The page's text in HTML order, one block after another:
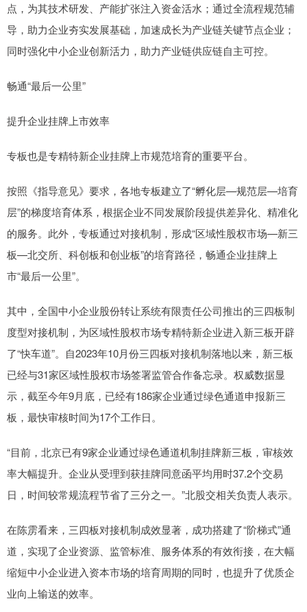
点，为其技术研发、产能扩张注入资金活水；通过全流程规范辅
导，助力企业夯实发展基础，加速成长为产业链关键节点企业；
同时强化中小企业创新活力，助力产业链供应链自主可控。
畅通“最后一公里”
提升企业挂牌上市效率
专板也是专精特新企业挂牌上市规范培育的重要平台。
按照《指导意见》要求，各地专板建立了“孵化层—规范层—培育
层”的梯度培育体系，根据企业不同发展阶段提供差异化、精准化
的服务。此外，专板通过对接机制，形成“区域性股权市场—新三
板—北交所、科创板和创业板”的培育路径，畅通企业挂牌上
市“最后一公里”。
其中，全国中小企业股份转让系统有限责任公司推出的三四板制
度型对接机制，为区域性股权市场专精特新企业进入新三板开辟
了“快车道”。自2023年10月份三四板对接机制落地以来，新三板
已经与31家区域性股权市场签署监管合作备忘录。权威数据显
示，截至今年9月底，已经有186家企业通过绿色通道申报新三
板，最快审核时间为17个工作日。
“目前，北京已有9家企业通过绿色通道机制挂牌新三板，审核效
率大幅提升。企业从受理到获挂牌同意函平均用时37.2个交易
日，时间较常规流程节省了三分之一。”北股交相关负责人表示。
在陈雳看来，三四板对接机制成效显著，成功搭建了“阶梯式”通
道，实现了企业资源、监管标准、服务体系的有效衔接，在大幅
缩短中小企业进入资本市场的培育周期的同时，也提升了优质企
业向上输送的效率。